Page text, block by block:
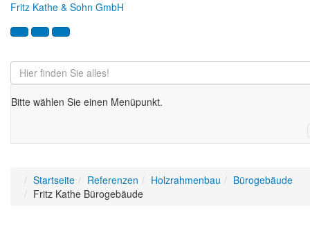
Fritz Kathe & Sohn GmbH
Bitte wählen Sie einen Menüpunkt.
Startseite Referenzen Holzrahmenbau
Bürogebäude
Fritz Kathe Bürogebäude